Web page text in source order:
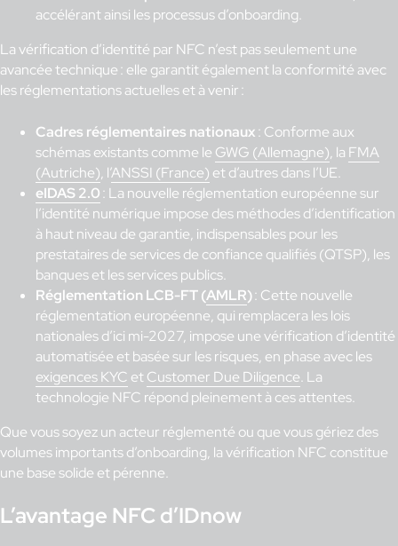
accélérant ainsi les processus d’onboarding.
La vérification d’identité par NFC n’est pas seulement une
avancée technique : elle garantit également la conformité avec
les réglementations actuelles et à venir :
Cadres réglementaires nationaux: Conforme aux
schémas existants comme le GWG (Allemagne), la FMA
(Autriche), l’ANSSI (France) et d’autres dans l’UE.
eIDAS 2.0: La nouvelle réglementation européenne sur
l’identité numérique impose des méthodes d’identification
à haut niveau de garantie, indispensables pour les
prestataires de services de confiance qualifiés (QTSP), les
banques et les services publics.
Réglementation LCB-FT (AMLR): Cette nouvelle
réglementation européenne, qui remplacera les lois
nationales d’ici mi-2027, impose une vérification d’identité
automatisée et basée sur les risques, en phase avec les
exigences KYC etCustomer Due Diligence. La
technologie NFC répond pleinement à ces attentes.
Que vous soyez un acteur réglementé ou que vous gériez des
volumes importants d’onboarding, la vérification NFC constitue
une base solide et pérenne.
L’avantage NFC d’IDnow